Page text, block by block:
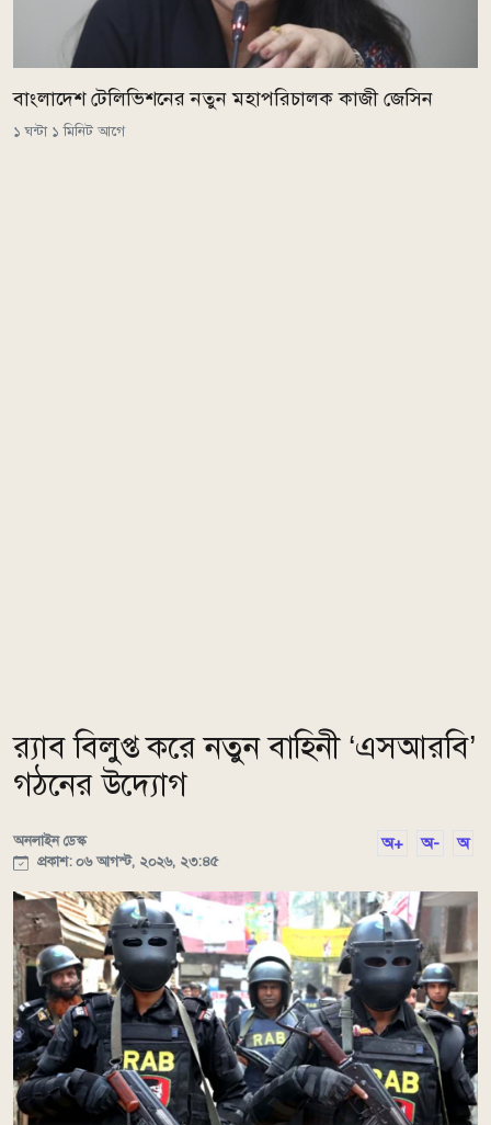
বাংলাদেশ টেলিভিশনের নতুন মহাপরিচালক কাজী জেসিন
১ ঘন্টা ১ মিনিট আগে
র‌্যাব বিলুপ্ত করে নতুন বাহিনী ‘এসআরবি’
গঠনের উদ্যোগ
অনলাইন ডেস্ক
প্রকাশ: ০৬ আগস্ট, ২০২৬, ২৩:৪৫
অ+ অ- অ